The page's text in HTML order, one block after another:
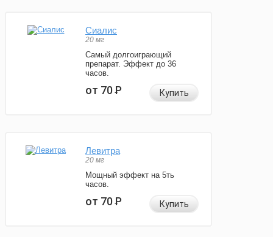
Сиалис
20 мг
Самый долгоиграющий
препарат. Эффект до 36
часов.
от 70Р Купить
Левитра
20 мг
Мощный эффект на 5ть
часов.
от 70Р Купить